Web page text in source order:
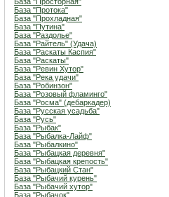
База "Протока"
База "Прохладная"
База "Путина"
База "Раздолье"
База "Райтель" (Удача)
База "Раскаты Каспия"
База "Раскаты"
База "Ревин Хутор"
База "Река удачи"
База "Робинзон"
База "Розовый фламинго"
База "Росма" (дебаркадер)
База "Русская усадьба"
База "Русь"
База "Рыбак"
База "Рыбалка-Лайф"
База "Рыбалкино"
База "Рыбацкая деревня"
База "Рыбацкая крепость"
База "Рыбацкий Стан"
База "Рыбачий курень"
База "Рыбачий хутор"
База "Рыбачок"